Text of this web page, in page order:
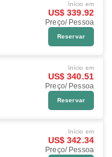
Início em
US$ 339.92
Preço/ Pessoa
Reservar
Início em
US$ 340.51
Preço/ Pessoa
Reservar
Início em
US$ 342.34
Preço/ Pessoa